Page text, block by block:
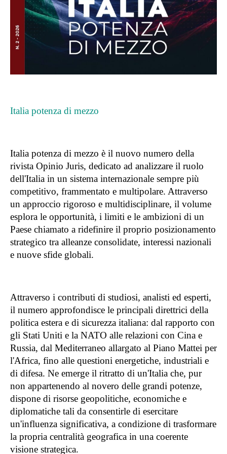
Italia potenza di mezzo
Italia potenza di mezzo è il nuovo numero della
rivista Opinio Juris, dedicato ad analizzare il ruolo
dell'Italia in un sistema internazionale sempre più
competitivo, frammentato e multipolare. Attraverso
un approccio rigoroso e multidisciplinare, il volume
esplora le opportunità, i limiti e le ambizioni di un
Paese chiamato a ridefinire il proprio posizionamento
strategico tra alleanze consolidate, interessi nazionali
e nuove sfide globali.
Attraverso i contributi di studiosi, analisti ed esperti,
il numero approfondisce le principali direttrici della
politica estera e di sicurezza italiana: dal rapporto con
gli Stati Uniti e la NATO alle relazioni con Cina e
Russia, dal Mediterraneo allargato al Piano Mattei per
l'Africa, fino alle questioni energetiche, industriali e
di difesa. Ne emerge il ritratto di un'Italia che, pur
non appartenendo al novero delle grandi potenze,
dispone di risorse geopolitiche, economiche e
diplomatiche tali da consentirle di esercitare
un'influenza significativa, a condizione di trasformare
la propria centralità geografica in una coerente
visione strategica.